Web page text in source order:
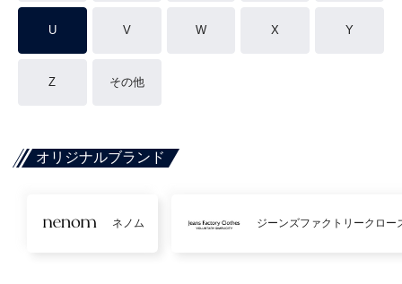
U V W X Y
Z その他
オリジナルブランド
ネノム ジーンズファクトリークロー